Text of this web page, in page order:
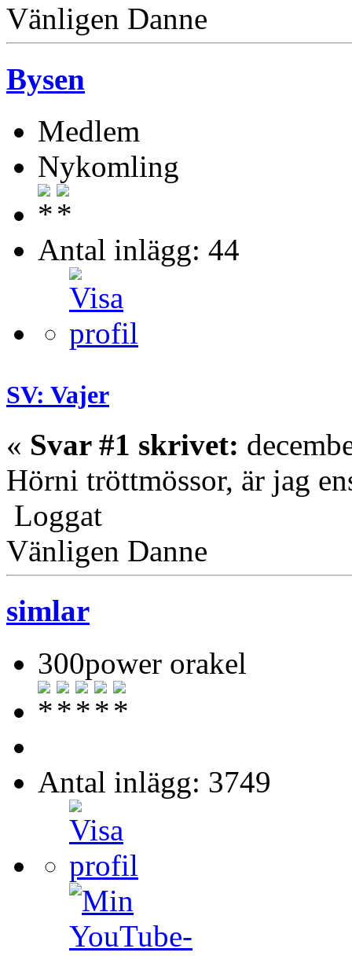
Vänligen Danne
Bysen
Medlem
Nykomling
Antal inlägg: 44
SV: Vajer
« Svar #1 skrivet:
Hörni tröttmössor, är jag
Loggat
Vänligen Danne
simlar
300power orakel
Antal inlägg: 3749